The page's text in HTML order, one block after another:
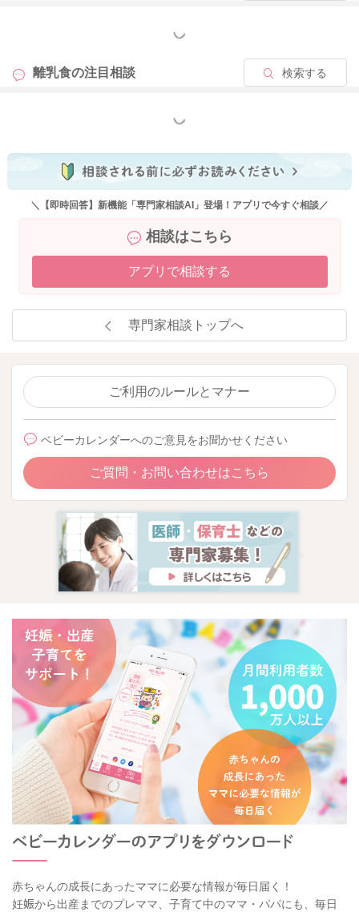
もっと見る
離乳食の注目相談 検索する
もっと見る
＼【即時回答】新機能「専門家相談AI」登場！アプリで今すぐ相談／
相談はこちら
アプリで相談する
専門家相談トップへ
ご利用のルールとマナー
ベビーカレンダーへのご意見をお聞かせください
ご質問・お問い合わせはこちら
赤ちゃんの成長にあったママに必要な情報が毎日届く！
妊娠から出産までのプレママ、子育て中のママ・パパにも、毎日